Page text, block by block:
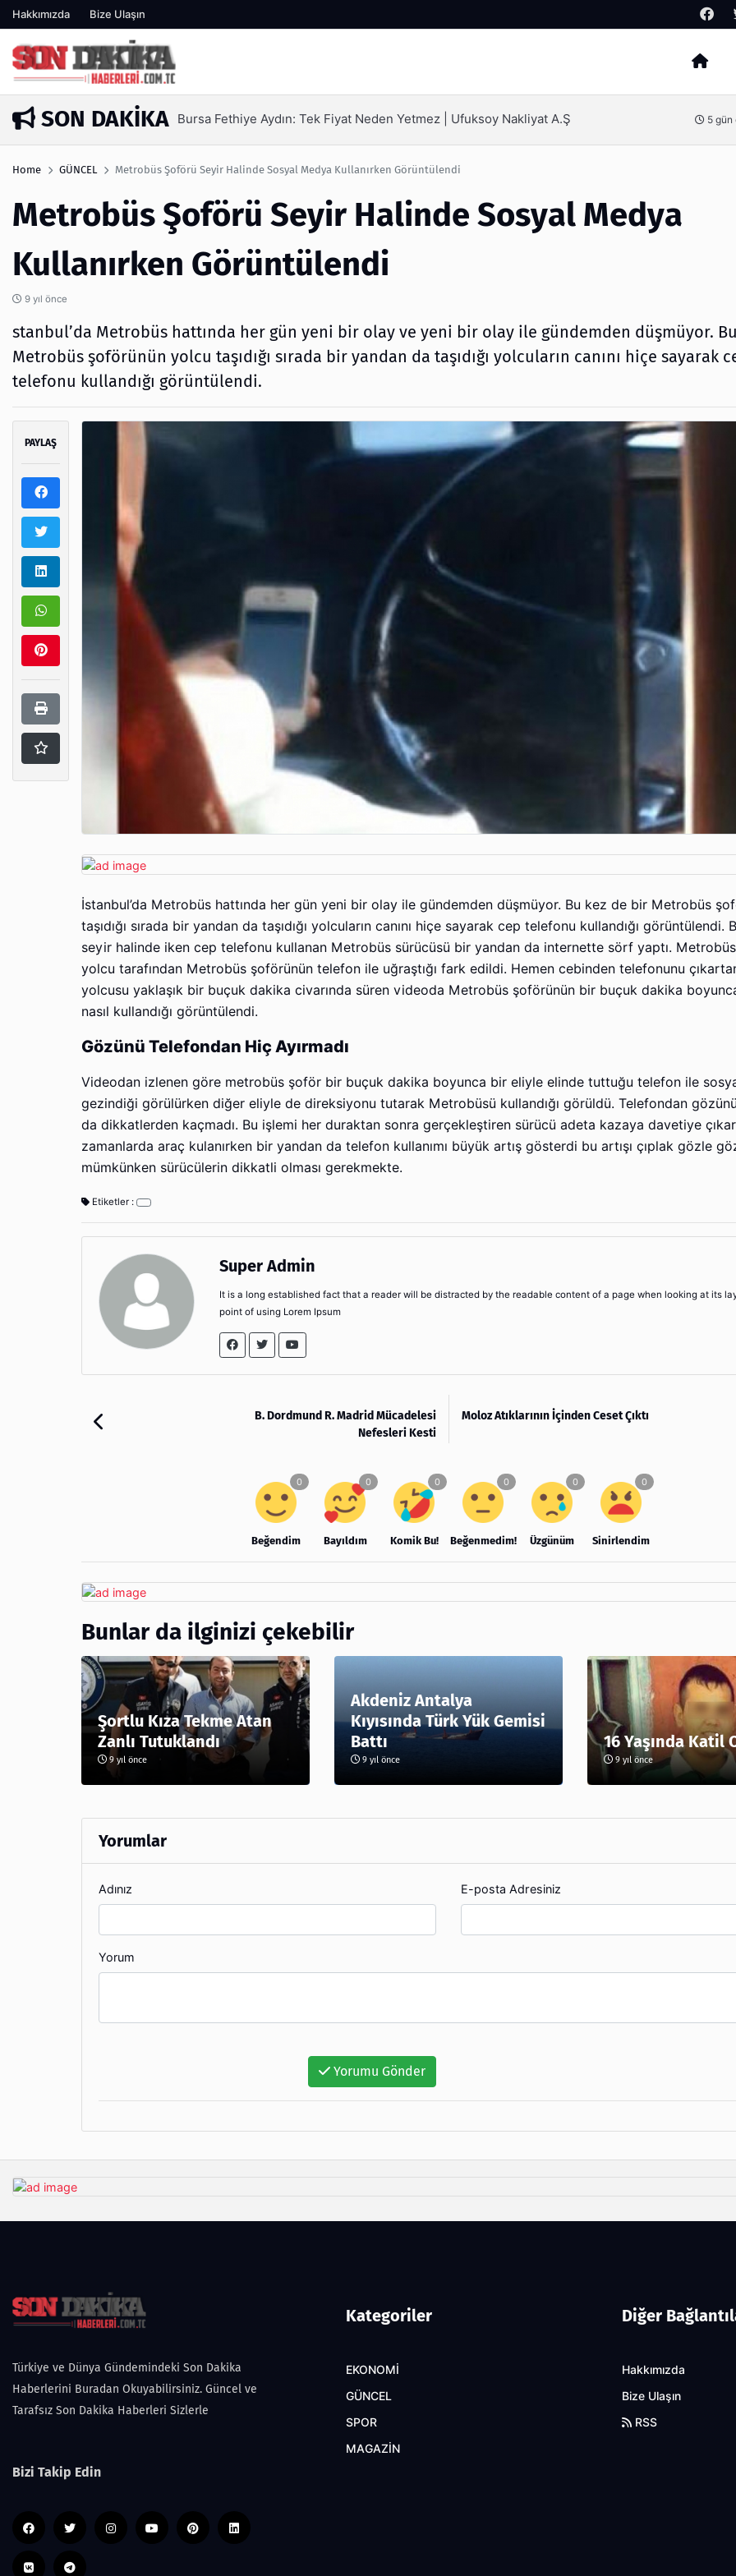
Hakkımızda Bize Ulaşın
Arama
SON DAKIKA
Yetmez | Ufuksoy Nakliyat A.Ş 5 gün önceSEO Hizmeti Alırken Kandırılmamak İçin Bilinmesi Gerekenler
Home GÜNCEL Metrobüs Şoförü Seyir Halinde Sosyal Medya Kullanırken Görüntülendi
Metrobüs Şoförü Seyir Halinde Sosyal Medya
Kullanırken Görüntülendi
9 yıl önce
stanbul’da Metrobüs hattında her gün yeni bir olay ve yeni bir olay ile gündemden düşmüyor.
Metrobüs şoförünün yolcu taşıdığı sırada bir yandan da taşıdığı yolcuların canını hiçe sayarak
telefonu kullandığı görüntülendi.
PAYLAŞ
İstanbul’da Metrobüs hattında her gün yeni bir olay ile gündemden düşmüyor. Bu kez de bir Metrobüs
taşıdığı sırada bir yandan da taşıdığı yolcuların canını hiçe sayarak cep telefonu kullandığı görüntülendi.
seyir halinde iken cep telefonu kullanan Metrobüs sürücüsü bir yandan da internette sörf yaptı.
yolcu tarafından Metrobüs şoförünün telefon ile uğraştığı fark edildi. Hemen cebinden telefonunu
yolcusu yaklaşık bir buçuk dakika civarında süren videoda Metrobüs şoförünün bir buçuk dakika
nasıl kullandığı görüntülendi.
Gözünü Telefondan Hiç Ayırmadı
Videodan izlenen göre metrobüs şoför bir buçuk dakika boyunca bir eliyle elinde tuttuğu telefon ile
gezindiği görülürken diğer eliyle de direksiyonu tutarak Metrobüsü kullandığı görüldü. Telefondan gözünü
da dikkatlerden kaçmadı. Bu işlemi her duraktan sonra gerçekleştiren sürücü adeta kazaya davetiye
zamanlarda araç kulanırken bir yandan da telefon kullanımı büyük artış gösterdi bu artışı çıplak gözle
mümkünken sürücülerin dikkatli olması gerekmekte.
Etiketler :
Super Admin
It is a long established fact that a reader will be distracted by the readable content of a page when looking at its
point of using Lorem Ipsum
B. Dordmund R. Madrid Mücadelesi
Nefesleri Kesti
Moloz Atıklarının İçinden Ceset Çıktı
Beğendim Bayıldım Komik Bu! Beğenmedim! Üzgünüm Sinirlendim
Bunlar da ilginizi çekebilir
Şortlu Kıza Tekme Atan
Zanlı Tutuklandı
9 yıl önce
Akdeniz Antalya
Kıyısında Türk Yük Gemisi
Battı
9 yıl önce
16 Yaşında Katil
9 yıl önce
Yorumlar
Adınız E-posta Adresiniz
Yorum
Yorumu Gönder
Türkiye ve Dünya Gündemindeki Son Dakika
Haberlerini Buradan Okuyabilirsiniz. Güncel ve
Tarafsız Son Dakika Haberleri Sizlerle
Bizi Takip Edin
Kategoriler
EKONOMİ
GÜNCEL
SPOR
MAGAZİN
Diğer
Hakkımızda
Bize Ulaşın
RSS